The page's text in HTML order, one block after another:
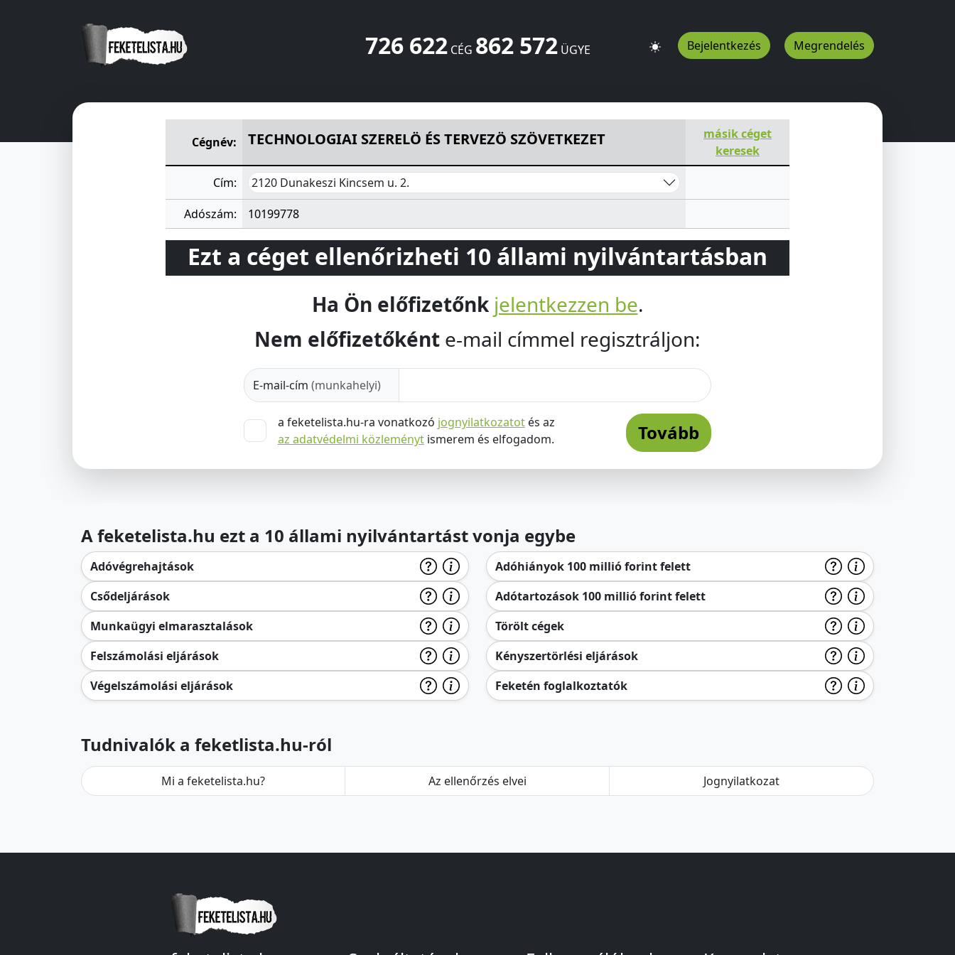
726 622CÉG 862 572ÜGYE Bejelentkezés Megrendelés
Cégnév:
TECHNOLOGIAI SZERELÖ ÉS TERVEZÖ SZÖVETKEZET
másik céget
keresek
Cím: 2120 Dunakeszi Kincsem u. 2.
Adószám: 10199778
Ezt a céget ellenőrizheti 10 állami nyilvántartásban
Ha Ön előfizetőnk jelentkezzen be.
Nem előfizetőként e-mail címmel regisztráljon:
E-mail-cím (munkahelyi)
a feketelista.hu-ra vonatkozó jognyilatkozatotés az
az adatvédelmi közleménytismerem és elfogadom. Tovább
A feketelista.hu ezt a 10 állami nyilvántartást vonja egybe
Adóvégrehajtások
Csődeljárások
Munkaügyi elmarasztalások
Felszámolási eljárások
Végelszámolási eljárások
Adóhiányok 100 millió forint felett
Adótartozások 100 millió forint felett
Törölt cégek
Kényszertörlési eljárások
Feketén foglalkoztatók
Tudnivalók a feketlista.hu-ról
Mi a feketelista.hu? Az ellenőrzés elvei Jognyilatkozat